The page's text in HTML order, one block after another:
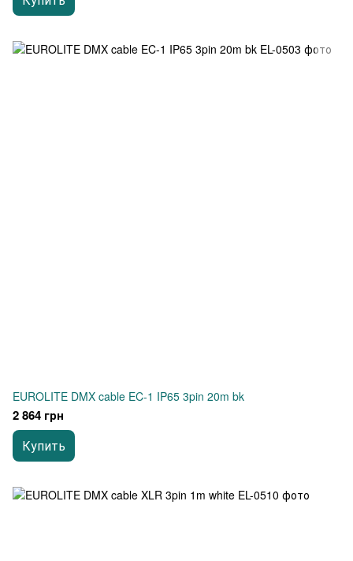
EUROLITE DMX cable EC-1 IP65 3pin 20m bk
2 864 грн
Купить